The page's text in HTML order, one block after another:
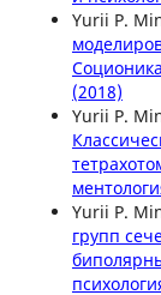
Yurii P.
(2018)
Yurii P.
Yurii P.
групп